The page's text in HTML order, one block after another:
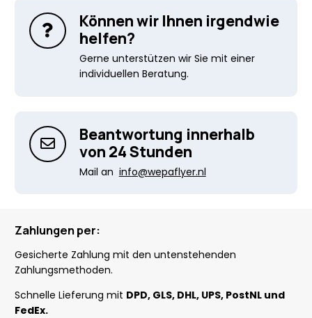
Können wir Ihnen irgendwie
helfen?
Gerne unterstützen wir Sie mit einer
individuellen Beratung.
Beantwortung innerhalb
von 24 Stunden
Mail an info@wepaflyer.nl
Zahlungen per:
Gesicherte Zahlung mit den untenstehenden
Zahlungsmethoden.
Schnelle Lieferung mit DPD, GLS, DHL, UPS, PostNL und
FedEx.